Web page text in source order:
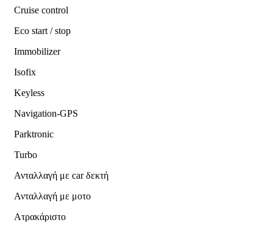
Cruise control
Eco start / stop
Immobilizer
Isofix
Keyless
Navigation-GPS
Parktronic
Turbo
Ανταλλαγή με car δεκτή
Ανταλλαγή με μοτο
Ατρακάριστο